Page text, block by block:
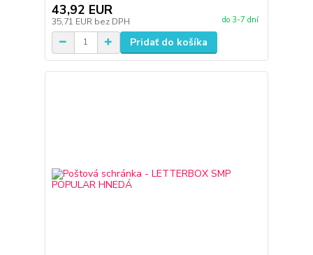
43,92 EUR
35,71 EUR bez DPH do 3-7 dní
Pridať do košíka